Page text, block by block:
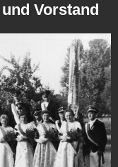
Vorstand